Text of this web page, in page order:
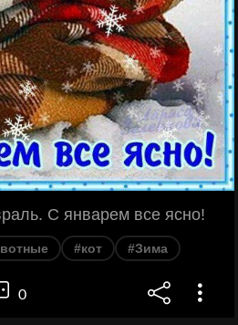
С январем все ясно!
#кот #Зима
0